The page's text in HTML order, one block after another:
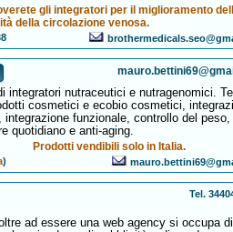
gli integratori per il miglioramento
della circolazione venosa.
integratori nutraceutici e nutragenomici.
cosmetici e ecobio cosmetici,
integrazione funzionale, controllo del peso,
quotidiano e anti-aging.
Prodotti vendibili solo in Italia.
)
Tel.
ad essere una web agency si occupa di